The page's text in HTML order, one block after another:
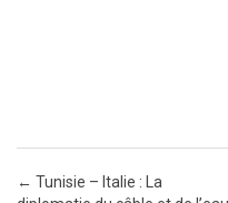
Post navigation
← Tunisie – Italie : La